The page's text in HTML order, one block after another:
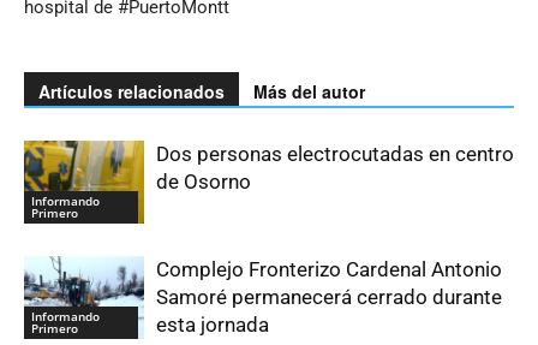
hospital de #PuertoMontt
Artículos relacionados Más del autor
Informando
Primero
Dos personas electrocutadas en centro
de Osorno
Informando
Primero
Complejo Fronterizo Cardenal Antonio
Samoré permanecerá cerrado durante
esta jornada